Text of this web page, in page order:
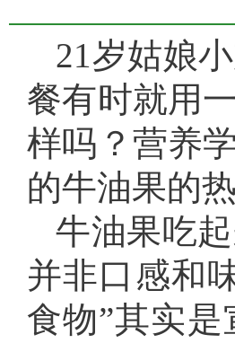
21岁姑娘
餐有时就用
样吗？营养
的牛油果的
牛油果吃
并非口感和
食物”其实